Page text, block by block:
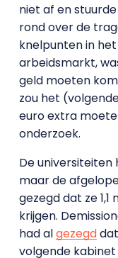
niet af en
rond over de
knelpunten in
arbeidsmarkt,
geld moeten
zou het
euro extra
onderzoek.
De
maar de
gezegd dat ze
krijgen.
had algezegddat
volgende